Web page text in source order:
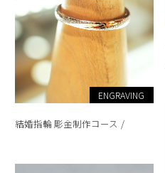
ENGRAVING
結婚指輪 彫金制作コース